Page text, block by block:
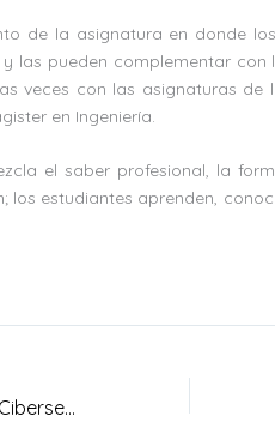
de la asignatura en donde
las pueden complementar
veces con las asignaturas
en Ingeniería.
el saber profesional, la
los estudiantes aprenden,
Foro sobre Smart Cities y Ciberseguridad en Uniagraria tuvo gran acogida